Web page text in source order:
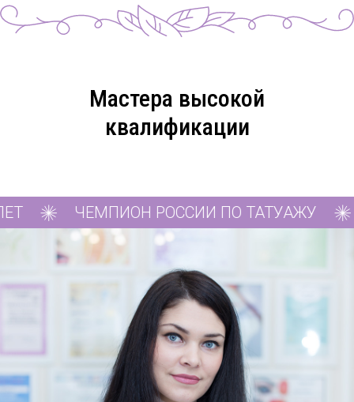
Мастера высокой
квалификации
ПО ТАТУАЖУ СЕРЕБРЯНЫЙ